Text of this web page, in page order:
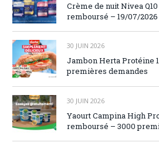
Crème de nuit Nivea
remboursé – 19/07/2026
30 JUIN 2026
Jambon Herta Protéine
premières demandes
30 JUIN 2026
Yaourt Campina High
remboursé – 3000